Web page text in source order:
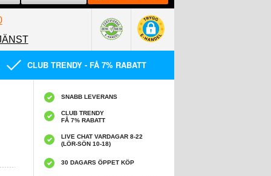
CLUB TRENDY - FÅ 7% RABATT
SNABB LEVERANS
CLUB TRENDY
FÅ 7% RABATT
LIVE CHAT VARDAGAR 8-22
(LÖR-SÖN 10-18)
30 DAGARS ÖPPET KÖP